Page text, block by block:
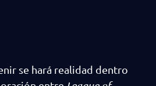
se hará realidad dentro